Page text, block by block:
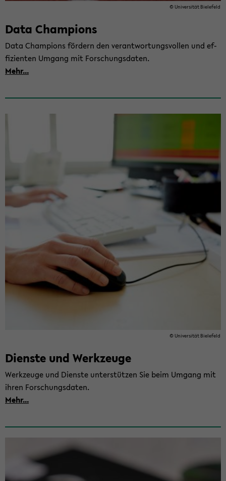
© Uni­ver­si­tät Bie­le­feld
Data Cham­pions
Data Cham­pions för­dern den ver­ant­wor­tungs­vol­len und ef­
fi­zi­en­ten Um­gang mit For­schungs­da­ten.
Mehr...
© Uni­ver­si­tät Bie­le­feld
Diens­te und Werk­zeu­ge
Werk­zeu­ge und Diens­te un­ter­stüt­zen Sie beim Um­gang mit
ihren For­schungs­da­ten.
Mehr...